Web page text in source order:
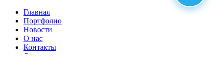
Главная
Портфолио
Новости
О нас
Контакты
Отзывы